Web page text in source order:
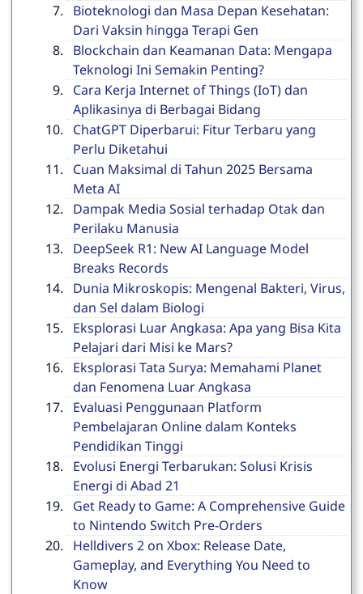
Bioteknologi dan Masa Depan Kesehatan:
Dari Vaksin hingga Terapi Gen
Blockchain dan Keamanan Data: Mengapa
Teknologi Ini Semakin Penting?
Cara Kerja Internet of Things (IoT) dan
Aplikasinya di Berbagai Bidang
ChatGPT Diperbarui: Fitur Terbaru yang
Perlu Diketahui
Cuan Maksimal di Tahun 2025 Bersama
Meta AI
Dampak Media Sosial terhadap Otak dan
Perilaku Manusia
DeepSeek R1: New AI Language Model
Breaks Records
Dunia Mikroskopis: Mengenal Bakteri, Virus,
dan Sel dalam Biologi
Eksplorasi Luar Angkasa: Apa yang Bisa Kita
Pelajari dari Misi ke Mars?
Eksplorasi Tata Surya: Memahami Planet
dan Fenomena Luar Angkasa
Evaluasi Penggunaan Platform
Pembelajaran Online dalam Konteks
Pendidikan Tinggi
Evolusi Energi Terbarukan: Solusi Krisis
Energi di Abad 21
Get Ready to Game: A Comprehensive Guide
to Nintendo Switch Pre-Orders
Helldivers 2 on Xbox: Release Date,
Gameplay, and Everything You Need to
Know